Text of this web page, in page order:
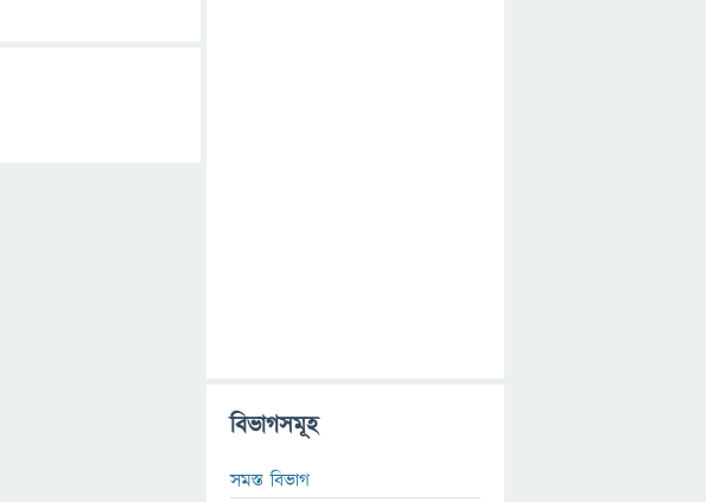
বিভাগসমূহ
সমস্ত বিভাগ